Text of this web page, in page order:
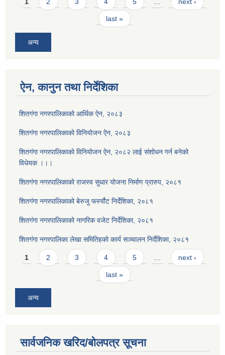
1 2 3 4 5 … next ›
last »
अन्य
ऐन, कानुन तथा निर्देशिका
शितगंगा नगरपालिकाको आर्थिक ऐन, २०८३
शितगंगा नगरपालिकाको विनियोजन ऐन, २०८३
शितगंगा नगरपालिकाको विनियोजन ऐन, २०८२ लाई संशोधन गर्न बनेको
विधेयक ।।।
शितगंगा नगरपालिकाको राजस्व सुधार योजना निर्माण प्रारुप, २०८१
शितगंगा नगरपालिकाको बेरुजु फर्स्यौट निर्देशिका, २०८१
शितगंगा नगरपालिकाको नागरिक वजेट निर्देशिका, २०८१
शितगंगा नगरपालिका लेखा समितिहको कार्य सञ्चालन निर्देशिका, २०८१
Pages
1 2 3 4 5 next ›
last »
अन्य
सार्वजनिक खरिद/बोलपत्र सूचना